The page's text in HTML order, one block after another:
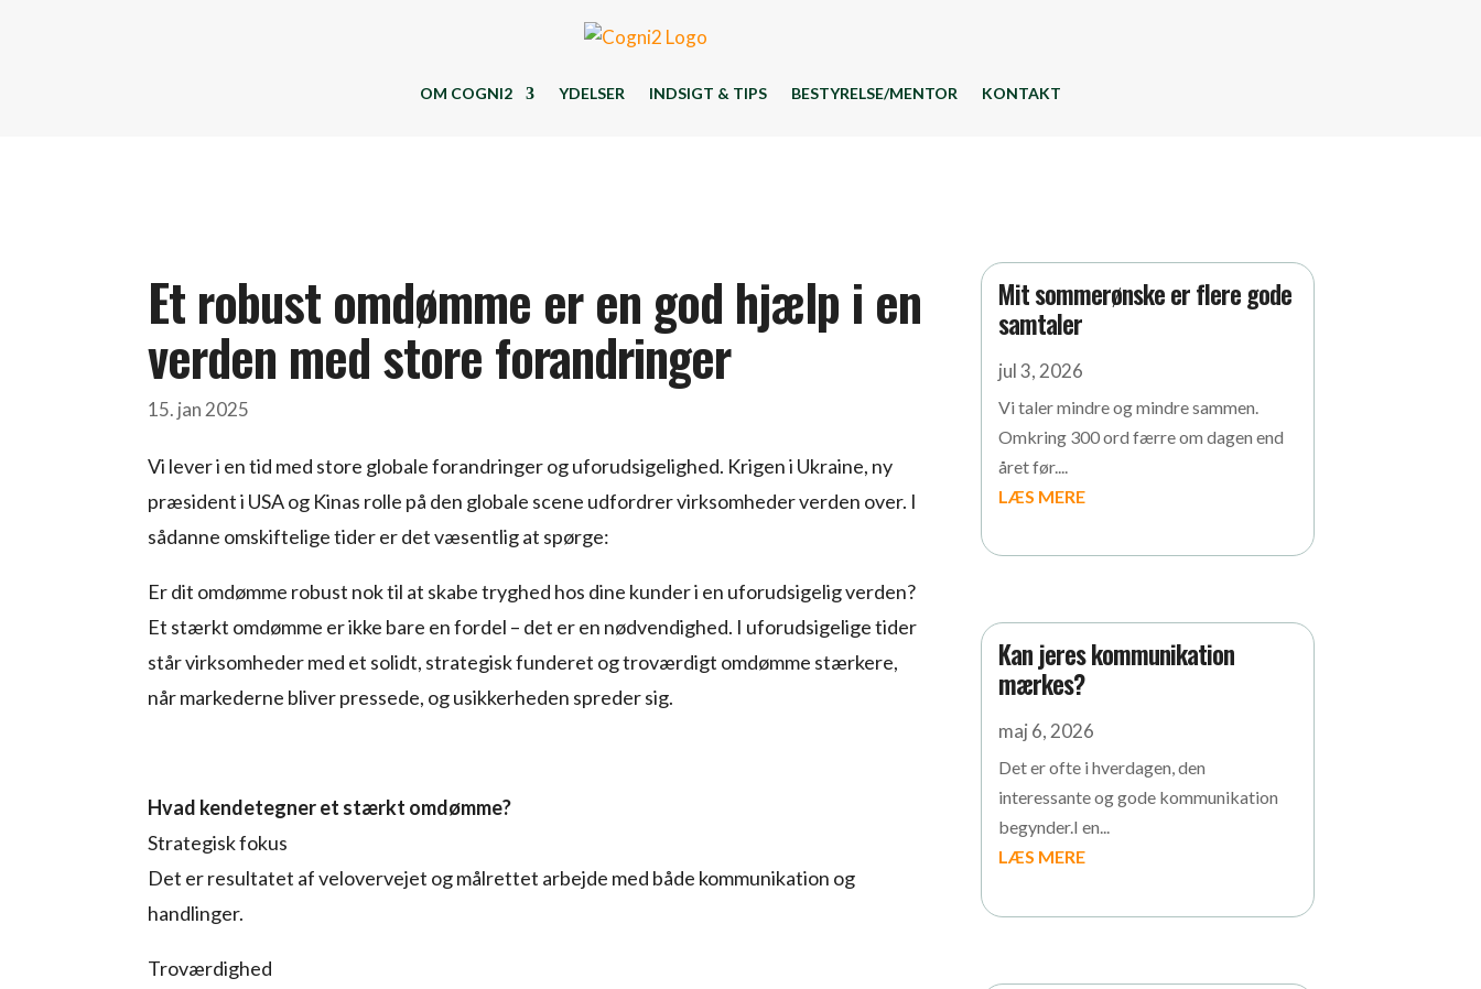
OM COGNI2 YDELSER INDSIGT & TIPS BESTYRELSE/MENTOR KONTAKT
Et robust omdømme er en god hjælp i en
verden med store forandringer
15. jan 2025
Vi lever i en tid med store globale forandringer og uforudsigelighed. Krigen i Ukraine, ny
præsident i USA og Kinas rolle på den globale scene udfordrer virksomheder verden over. I
sådanne omskiftelige tider er det væsentlig at spørge:
Er dit omdømme robust nok til at skabe tryghed hos dine kunder i en uforudsigelig verden?
Et stærkt omdømme er ikke bare en fordel – det er en nødvendighed. I uforudsigelige tider
står virksomheder med et solidt, strategisk funderet og troværdigt omdømme stærkere,
når markederne bliver pressede, og usikkerheden spreder sig.
Hvad kendetegner et stærkt omdømme?
Strategisk fokus
Det er resultatet af velovervejet og målrettet arbejde med både kommunikation og
handlinger.
Troværdighed
Mit sommerønske er flere gode
samtaler
jul 3, 2026
Vi taler mindre og mindre sammen.
Omkring 300 ord færre om dagen end
året før....
LÆS MERE
Kan jeres kommunikation
mærkes?
maj 6, 2026
Det er ofte i hverdagen, den
interessante og gode kommunikation
begynder.I en...
LÆS MERE